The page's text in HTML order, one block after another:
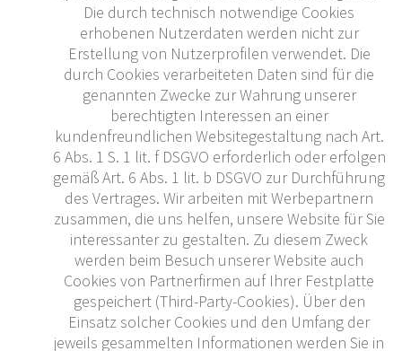
Die durch technisch notwendige Cookies
erhobenen Nutzerdaten werden nicht zur
Erstellung von Nutzerprofilen verwendet. Die
durch Cookies verarbeiteten Daten sind für die
genannten Zwecke zur Wahrung unserer
berechtigten Interessen an einer
kundenfreundlichen Websitegestaltung nach Art.
6 Abs. 1 S. 1 lit. f DSGVO erforderlich oder erfolgen
gemäß Art. 6 Abs. 1 lit. b DSGVO zur Durchführung
des Vertrages. Wir arbeiten mit Werbepartnern
zusammen, die uns helfen, unsere Website für Sie
interessanter zu gestalten. Zu diesem Zweck
werden beim Besuch unserer Website auch
Cookies von Partnerfirmen auf Ihrer Festplatte
gespeichert (Third-Party-Cookies). Über den
Einsatz solcher Cookies und den Umfang der
jeweils gesammelten Informationen werden Sie in